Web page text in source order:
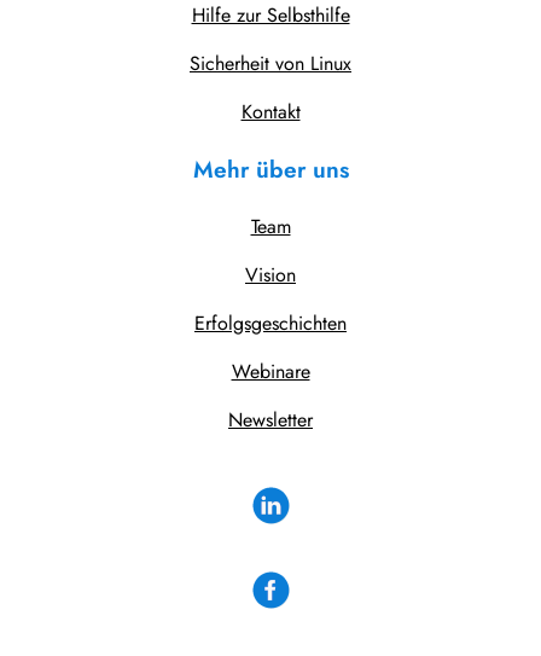
Hilfe zur Selbsthilfe
Sicherheit von Linux
Kontakt
Mehr über uns
Team
Vision
Erfolgsgeschichten
Webinare
Newsletter